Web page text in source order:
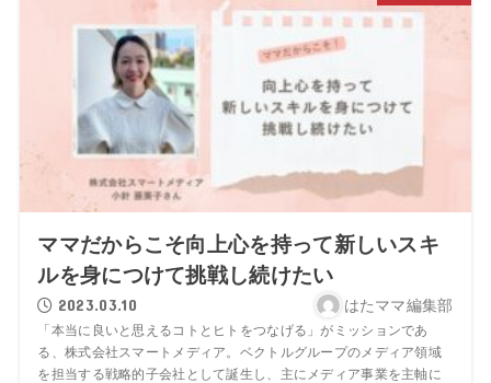
ママだからこそ向上心を持って新しいスキ
ルを身につけて挑戦し続けたい
2023.03.10 はたママ編集部
「本当に良いと思えるコトとヒトをつなげる」がミッションであ
る、株式会社スマートメディア。ベクトルグループのメディア領域
を担当する戦略的子会社として誕生し、主にメディア事業を主軸に